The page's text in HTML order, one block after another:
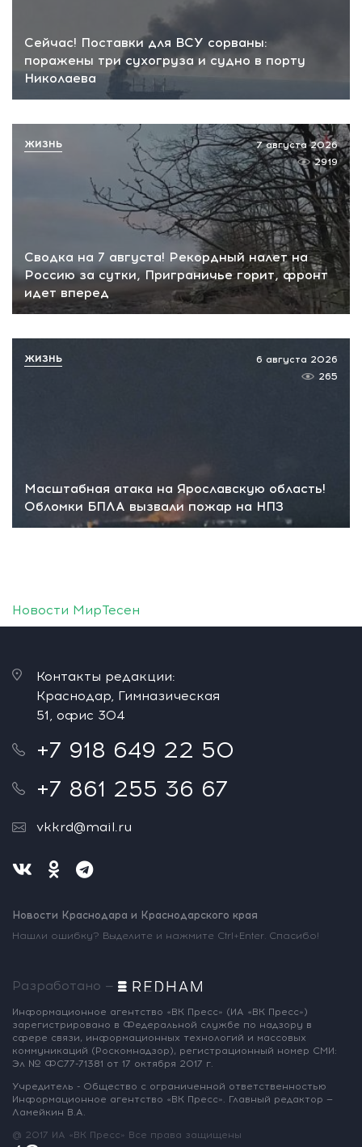
Сейчас! Поставки для ВСУ сорваны:
поражены три сухогруза и судно в порту
Николаева
Сводка на 7 августа! Рекордный налет на
Россию за сутки, Приграничье горит, фронт
идет вперед
7 августа 2026
2919
ЖИЗНЬ
Масштабная атака на Ярославскую область!
Обломки БПЛА вызвали пожар на НПЗ
6 августа 2026
265
ЖИЗНЬ
Новости МирТесен
Контакты редакции:
Краснодар, Гимназическая
51, офис 304
+7 918 649 22 50
+7 861 255 36 67
vkkrd@mail.ru
Новости Краснодара и Краснодарского края
Нашли ошибку? Выделите и нажмите Ctrl+Enter. Спасибо!
Разработано —
Информационное агентство «ВК Пресс» (ИА «ВК Пресс»)
зарегистрировано в Федеральной службе по надзору в
сфере связи, информационных технологий и массовых
коммуникаций (Роскомнадзор), регистрационный номер СМИ:
Эл № ФС77-71381 от 17 октября 2017 г.
Учредитель - Общество с ограниченной ответственностью
Информационное агентство «ВК Пресс». Главный редактор —
Ламейкин В.А.
@ 2017 ИА «ВК Пресс» Все права защищены